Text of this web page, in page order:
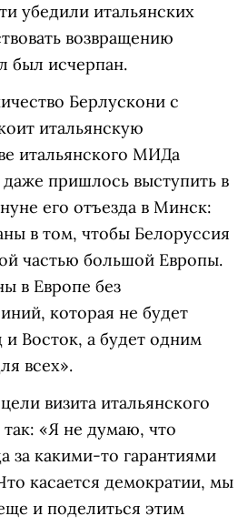
убедили итальянских
возвращению
был исчерпан.
Берлускони с
итальянскую
итальянского МИДа
пришлось выступить в
его отъезда в Минск:
в том, чтобы Белоруссия
частью большой Европы.
в Европе без
которая не будет
и Восток, а будет одним
всех».
визита итальянского
«Я не думаю, что
за какими-то гарантиями
касается демократии, мы
и поделиться этим